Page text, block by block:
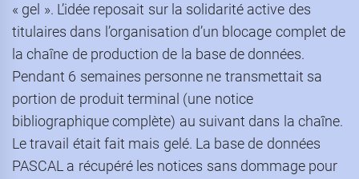
« gel ». L’idée reposait sur la solidarité active des
titulaires dans l’organisation d’un blocage complet de
la chaîne de production de la base de données.
Pendant 6 semaines personne ne transmettait sa
portion de produit terminal (une notice
bibliographique complète) au suivant dans la chaîne.
Le travail était fait mais gelé. La base de données
PASCAL a récupéré les notices sans dommage pour